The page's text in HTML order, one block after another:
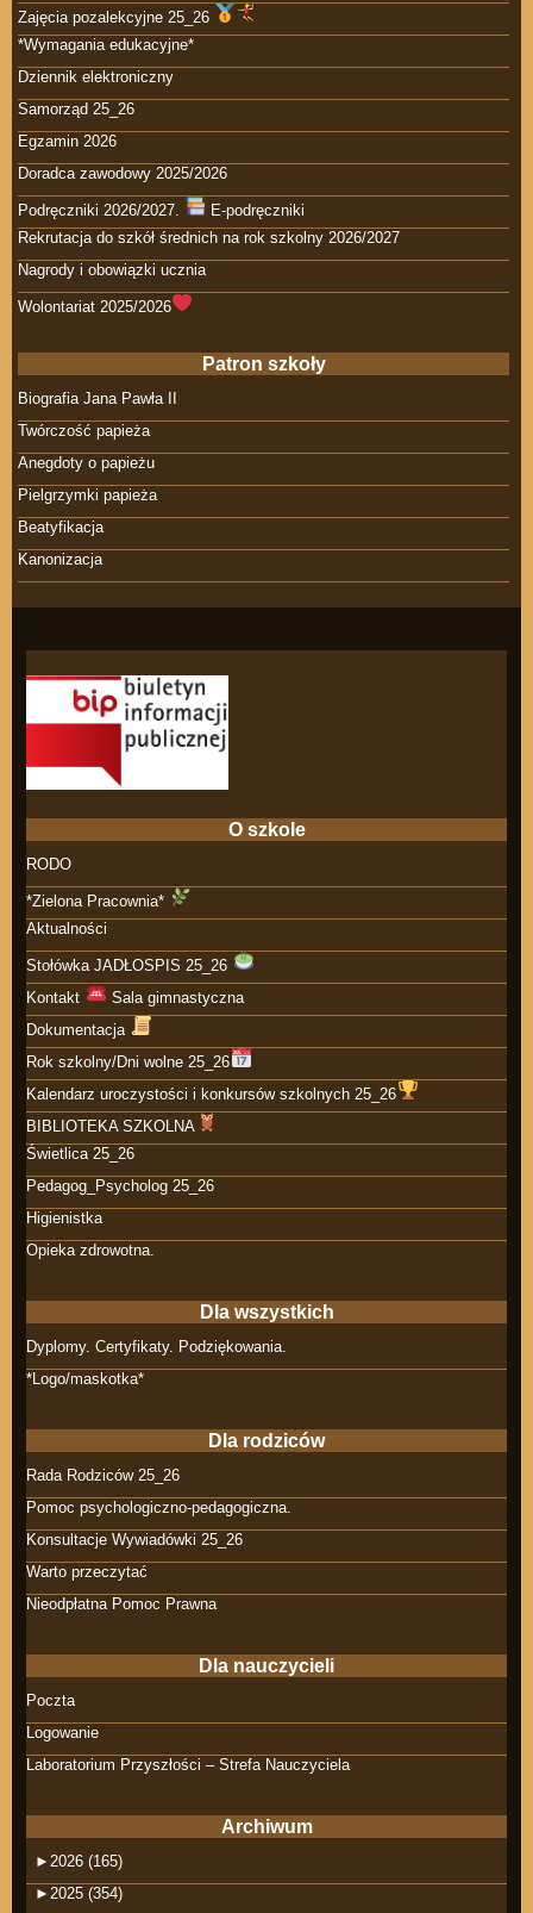
Zajęcia pozalekcyjne 25_26
*Wymagania edukacyjne*
Dziennik elektroniczny
Samorząd 25_26
Egzamin 2026
Doradca zawodowy 2025/2026
Podręczniki 2026/2027.
E-podręczniki
Rekrutacja do szkół średnich na rok szkolny 2026/2027
Nagrody i obowiązki ucznia
Wolontariat 2025/2026
Patron szkoły
Biografia Jana Pawła II
Twórczość papieża
Anegdoty o papieżu
Pielgrzymki papieża
Beatyfikacja
Kanonizacja
O szkole
RODO
*Zielona Pracownia*
Aktualności
Stołówka JADŁOSPIS 25_26
Kontakt
Sala gimnastyczna
Dokumentacja
Rok szkolny/Dni wolne 25_26
Kalendarz uroczystości i konkursów szkolnych 25_26
BIBLIOTEKA SZKOLNA
Świetlica 25_26
Pedagog_Psycholog 25_26
Higienistka
Opieka zdrowotna.
Dla wszystkich
Dyplomy. Certyfikaty. Podziękowania.
*Logo/maskotka*
Dla rodziców
Rada Rodziców 25_26
Pomoc psychologiczno-pedagogiczna.
Konsultacje Wywiadówki 25_26
Warto przeczytać
Nieodpłatna Pomoc Prawna
Dla nauczycieli
Poczta
Logowanie
Laboratorium Przyszłości – Strefa Nauczyciela
Archiwum
► 2026 (165)
► 2025 (354)